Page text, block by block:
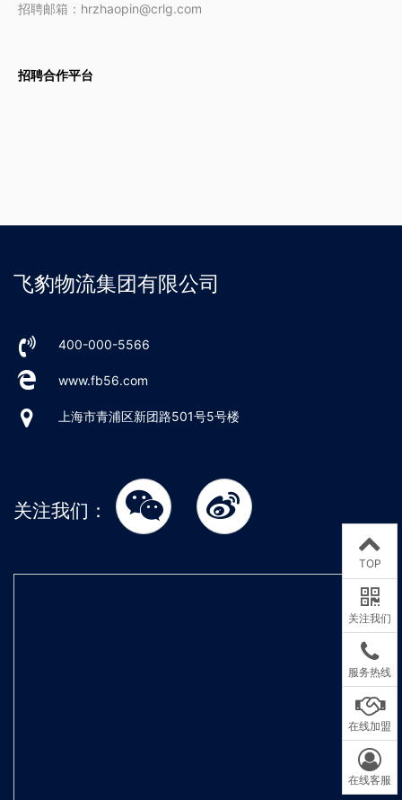
招聘邮箱：hrzhaopin@crlg.com
招聘合作平台
飞豹物流集团有限公司
400-000-5566
www.fb56.com
上海市青浦区新团路501号5号楼
关注我们：
TOP
关注我们
服务热线
在线加盟
在线客服